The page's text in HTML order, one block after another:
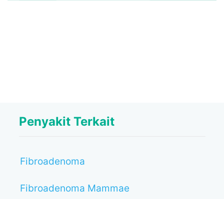
Penyakit Terkait
Fibroadenoma
Fibroadenoma Mammae